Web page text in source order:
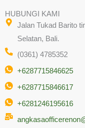
HUBUNGI KAMI
Jalan Tukad Barito
Selatan, Bali.
(0361) 4785352
+6287715846625
+6287715846617
+6281246195616